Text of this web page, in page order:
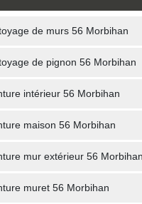
de murs 56 Morbihan
de pignon 56 Morbihan
intérieur 56 Morbihan
maison 56 Morbihan
mur extérieur 56 Morbihan
muret 56 Morbihan